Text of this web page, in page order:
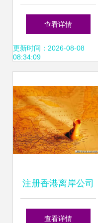
家如何科学进口好
产品——破解价
进货密码
查看详情
更新时间：2026-08-08
08:34:09
注册香港离岸公司
与内地贸易公司的
查看详情